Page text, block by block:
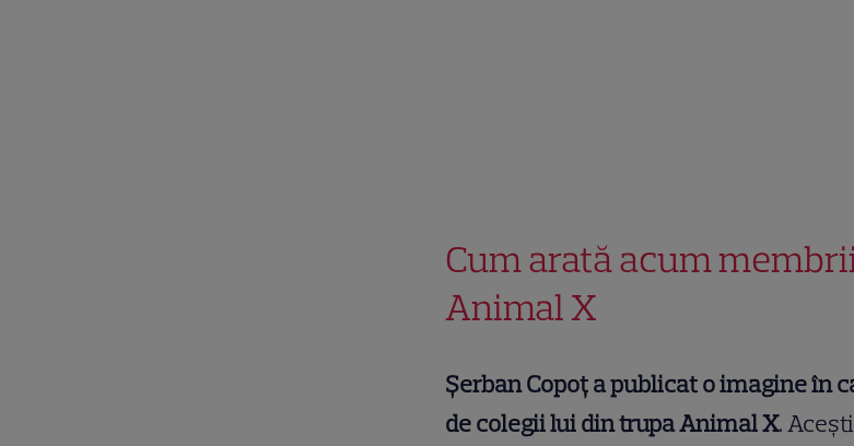
Cum arată acum
Animal X
Șerban Copoț a publicat o imagine în
de colegii lui din trupa Animal X.